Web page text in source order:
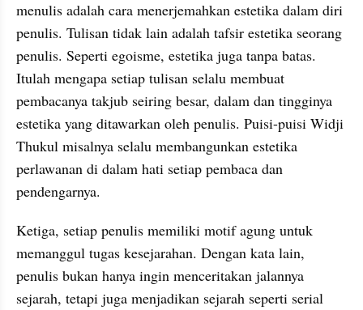
menulis adalah cara menerjemahkan estetika dalam diri
penulis. Tulisan tidak lain adalah tafsir estetika seorang
penulis. Seperti egoisme, estetika juga tanpa batas.
Itulah mengapa setiap tulisan selalu membuat
pembacanya takjub seiring besar, dalam dan tingginya
estetika yang ditawarkan oleh penulis. Puisi-puisi Widji
Thukul misalnya selalu membangunkan estetika
perlawanan di dalam hati setiap pembaca dan
pendengarnya.
Ketiga, setiap penulis memiliki motif agung untuk
memanggul tugas kesejarahan. Dengan kata lain,
penulis bukan hanya ingin menceritakan jalannya
sejarah, tetapi juga menjadikan sejarah seperti serial